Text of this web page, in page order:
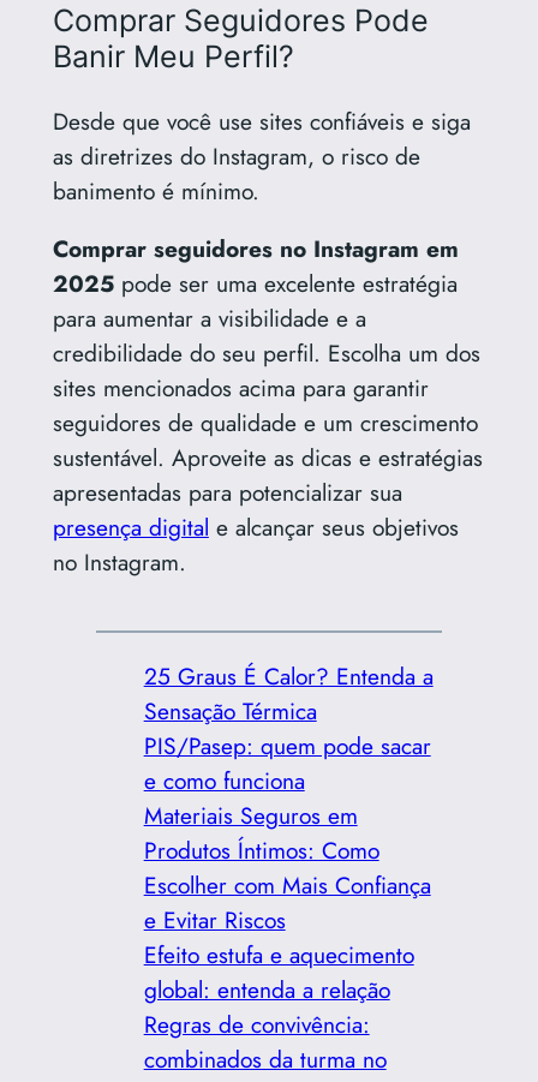
Comprar Seguidores Pode
Banir Meu Perfil?
Desde que você use sites confiáveis e siga
as diretrizes do Instagram, o risco de
banimento é mínimo.
Comprar seguidores no Instagram em
2025pode ser uma excelente estratégia
para aumentar a visibilidade e a
credibilidade do seu perfil. Escolha um dos
sites mencionados acima para garantir
seguidores de qualidade e um crescimento
sustentável. Aproveite as dicas e estratégias
apresentadas para potencializar sua
presença digital e alcançar seus objetivos
no Instagram.
25 Graus É Calor? Entenda a
Sensação Térmica
PIS/Pasep: quem pode sacar
e como funciona
Materiais Seguros em
Produtos Íntimos: Como
Escolher com Mais Confiança
e Evitar Riscos
Efeito estufa e aquecimento
global: entenda a relação
Regras de convivência:
combinados da turma no